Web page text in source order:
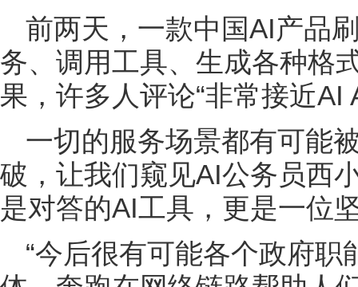
前两天，一款中国AI产品
务、调用工具、生成各种格
果，许多人评论“非常接近AI
一切的服务场景都有可能
破，让我们窥见AI公务员西
是对答的AI工具，更是一位
“今后很有可能各个政府